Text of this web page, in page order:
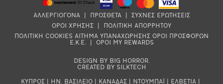
ΑΛΛΕΡΓΙΟΓΟΝΑ ΠΡΟΣΘΕΤΑ
ΣΥΧΝΕΣ ΕΡΩΤΗΣΕΙΣ
ΟΡΟΙ ΧΡΗΣΗΣ
ΠΟΛΙΤΙΚΗ ΑΠΟΡΡΗΤΟΥ
ΠΟΛΙΤΙΚΗ COOKIES ΑΙΤΗΜΑ ΥΠΑΝΑΧΩΡΗΣΗΣ ΟΡΟΙ ΠΡΟΣΦΟΡΩΝ
Ε.Κ.Ε.
ΟΡΟΙ MY REWARDS
ΚΥΠΡΟΣ ΗΝ. ΒΑΣΙΛΕΙΟ ΚΑΝΑΔΑΣ ΝΤΟΥΜΠΑΪ ΕΛΒΕΤΙΑ
DESIGN BY BIG HORROR.
CREATED BY SILKTECH